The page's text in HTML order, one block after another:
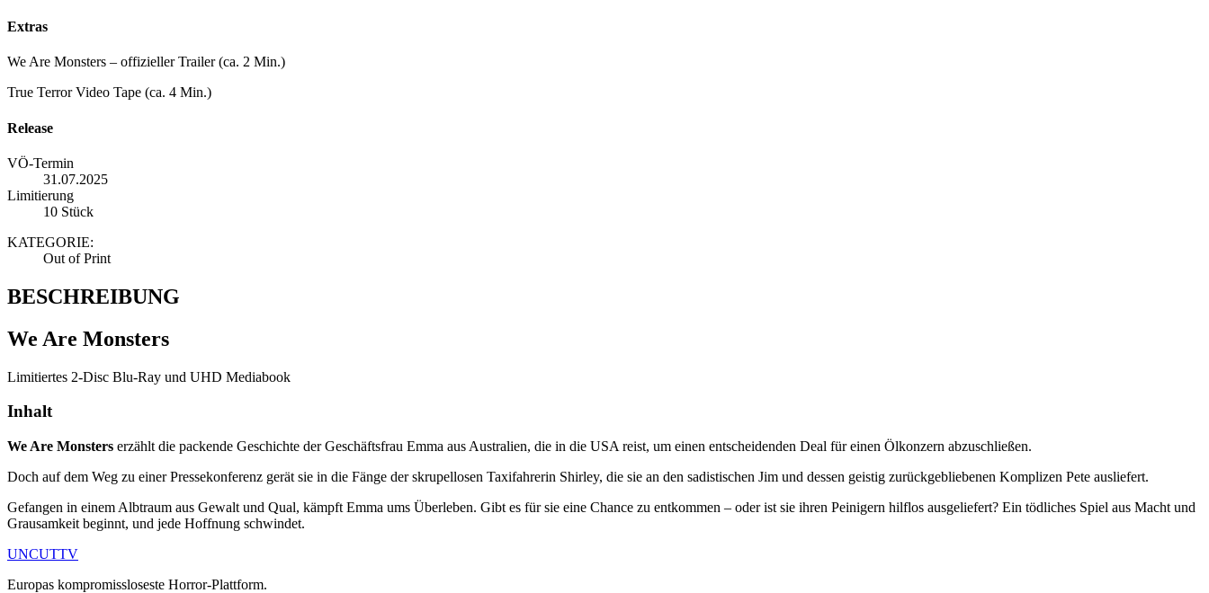
Extras
We Are Monsters – offizieller Trailer (ca. 2 Min.)
True Terror Video Tape (ca. 4 Min.)
Release
VÖ-Termin
31.07.2025
Limitierung
10 Stück
KATEGORIE:
Out of Print
BESCHREIBUNG
We Are Monsters
Limitiertes 2-Disc Blu-Ray und UHD Mediabook
Inhalt
We Are Monsters erzählt die packende Geschichte der Geschäftsfrau Emma aus Australien, die in die USA reist, um einen entscheidenden Deal für einen Ölkonzern abzuschließen.
Doch auf dem Weg zu einer Pressekonferenz gerät sie in die Fänge der skrupellosen Taxifahrerin Shirley, die sie an den sadistischen Jim und dessen geistig zurückgebliebenen Komplizen Pete ausliefert.
Gefangen in einem Albtraum aus Gewalt und Qual, kämpft Emma ums Überleben. Gibt es für sie eine Chance zu entkommen – oder ist sie ihren Peinigern hilflos ausgeliefert? Ein tödliches Spiel aus Macht und
Grausamkeit beginnt, und jede Hoffnung schwindet.
UNCUTTV
Europas kompromissloseste Horror-Plattform.